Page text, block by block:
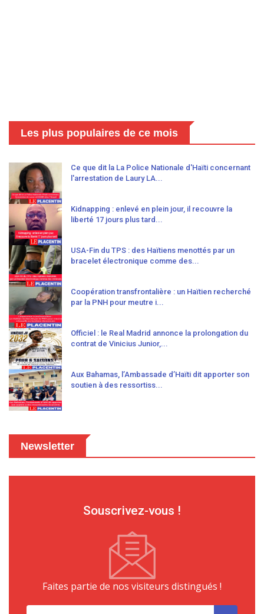
Les plus populaires de ce mois
Ce que dit la La Police Nationale d'Haïti concernant
l'arrestation de Laury LA...
Kidnapping : enlevé en plein jour, il recouvre la
liberté 17 jours plus tard...
USA-Fin du TPS : des Haïtiens menottés par un
bracelet électronique comme des...
Coopération transfrontalière : un Haïtien recherché
par la PNH pour meutre i...
Officiel : le Real Madrid annonce la prolongation du
contrat de Vinicius Junior,...
Aux Bahamas, l’Ambassade d’Haïti dit apporter son
soutien à des ressortiss...
Newsletter
Souscrivez-vous !
Faites partie de nos visiteurs distingués !